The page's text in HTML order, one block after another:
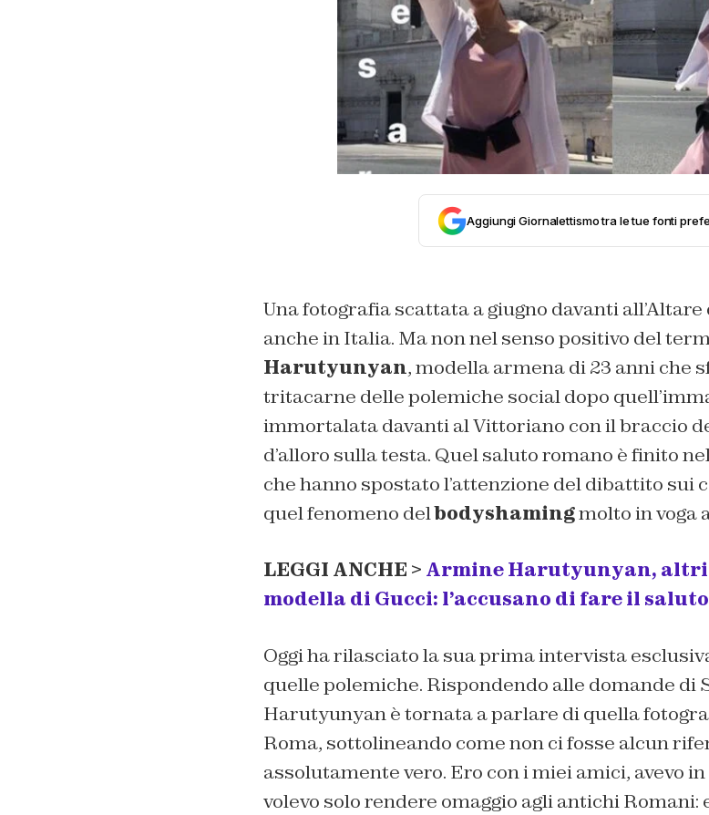
Aggiungi Giornalettismo tra le tue fonti
Una fotografia scattata a giugno davanti
anche in Italia. Ma non nel senso positivo del
Harutyunyan, modella armena di 23 anni che
tritacarne delle polemiche social dopo
immortalata davanti al Vittoriano con il braccio
d’alloro sulla testa. Quel saluto romano è finito
che hanno spostato l’attenzione del dibattito sui
quel fenomeno delbodyshamingmolto in voga
LEGGI ANCHE > Armine Harutyunyan,
modella di Gucci: l’accusano di fare il
Oggi ha rilasciato la sua prima intervista
quelle polemiche. Rispondendo alle domande di
Harutyunyan è tornata a parlare di quella
Roma, sottolineando come non ci fosse alcun
assolutamente vero. Ero con i miei amici, avevo
volevo solo rendere omaggio agli antichi Romani: